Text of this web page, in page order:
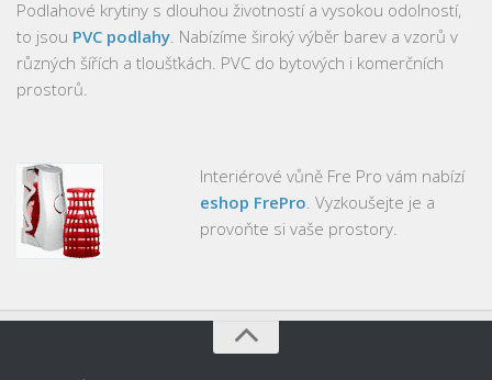
Podlahové krytiny s dlouhou životností a vysokou odolností,
to jsou PVC podlahy . Nabízíme široký výběr barev a vzorů v
různých šířích a tloušťkách. PVC do bytových i komerčních
prostorů.
Interiérové vůně Fre Pro vám nabízí
eshop FrePro . Vyzkoušejte je a
provoňte si vaše prostory.